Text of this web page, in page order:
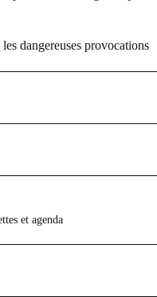
dangereuses provocations
et agenda